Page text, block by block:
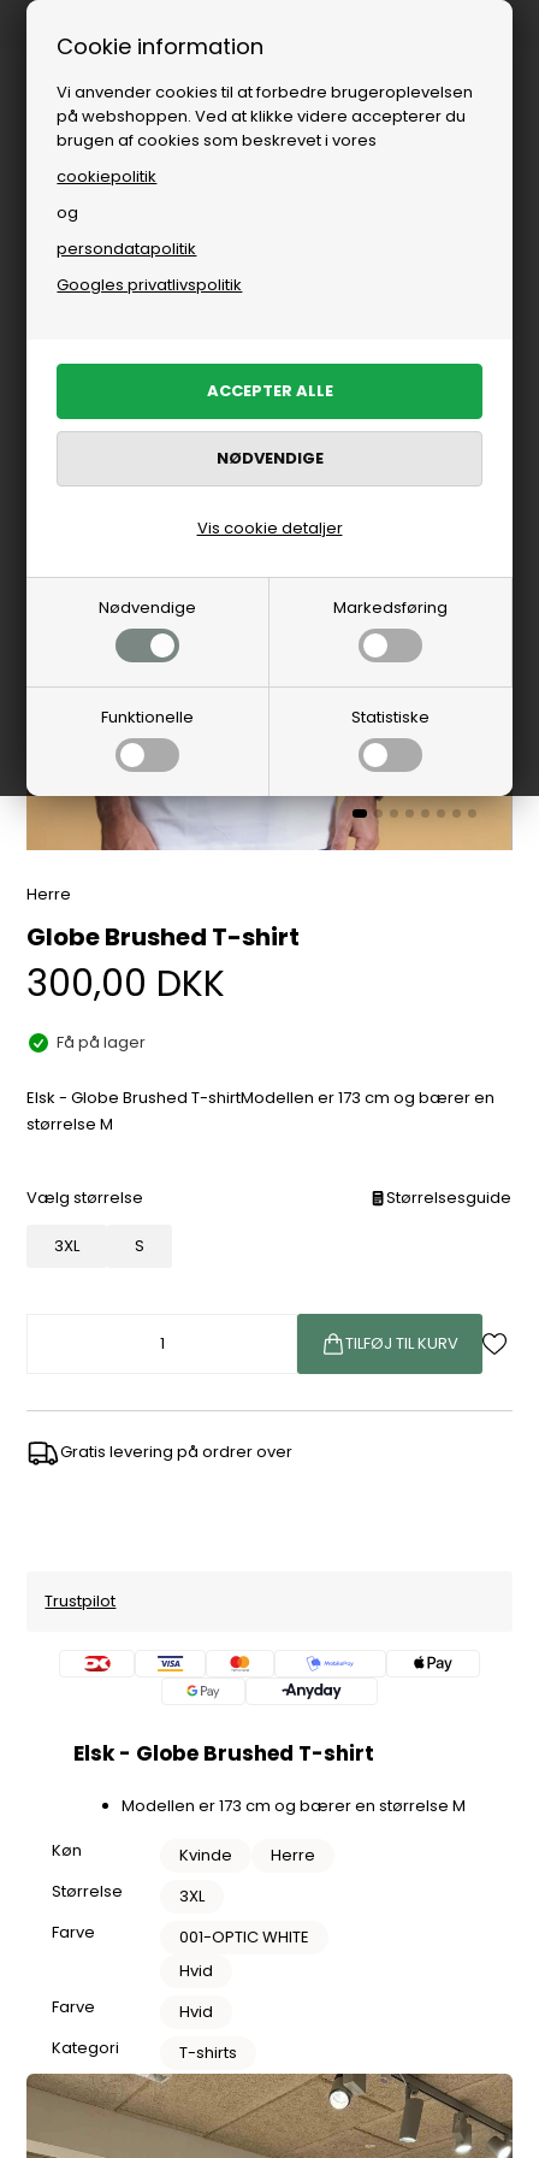
Cookie information
Vi anvender cookies til at forbedre brugeroplevelsen
på webshoppen. Ved at klikke videre accepterer du
brugen af cookies som beskrevet i vores
cookiepolitik
og
persondatapolitik
Googles privatlivspolitik
Nødvendige Markedsføring
Funktionelle Statistiske
Vis cookie detaljer
Herre
Globe Brushed T-shirt
300,00 DKK
Få på lager
Elsk - Globe Brushed T-shirtModellen er 173 cm og bærer en
størrelse M
Vælg størrelse Størrelsesguide
3XL S
TILFØJ TIL KURV
Gratis levering på ordrer over
Trustpilot
Elsk - Globe Brushed T-shirt
Modellen er 173 cm og bærer en størrelse M
Køn
Kvinde
Herre
Størrelse
3XL
Farve
001-OPTIC WHITE
Hvid
Farve
Hvid
Kategori
T-shirts